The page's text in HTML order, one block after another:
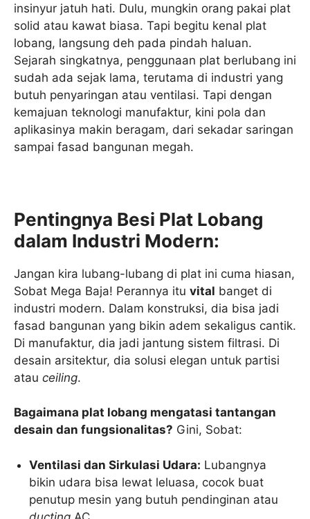
insinyur jatuh hati. Dulu, mungkin orang pakai plat
solid atau kawat biasa. Tapi begitu kenal plat
lobang, langsung deh pada pindah haluan.
Sejarah singkatnya, penggunaan plat berlubang ini
sudah ada sejak lama, terutama di industri yang
butuh penyaringan atau ventilasi. Tapi dengan
kemajuan teknologi manufaktur, kini pola dan
aplikasinya makin beragam, dari sekadar saringan
sampai fasad bangunan megah.
Pentingnya Besi Plat Lobang
dalam Industri Modern:
Jangan kira lubang-lubang di plat ini cuma hiasan,
Sobat Mega Baja! Perannya itu vital banget di
industri modern. Dalam konstruksi, dia bisa jadi
fasad bangunan yang bikin adem sekaligus cantik.
Di manufaktur, dia jadi jantung sistem filtrasi. Di
desain arsitektur, dia solusi elegan untuk partisi
atau ceiling.
Bagaimana plat lobang mengatasi tantangan
desain dan fungsionalitas? Gini, Sobat:
Ventilasi dan Sirkulasi Udara: Lubangnya
bikin udara bisa lewat leluasa, cocok buat
penutup mesin yang butuh pendinginan atau